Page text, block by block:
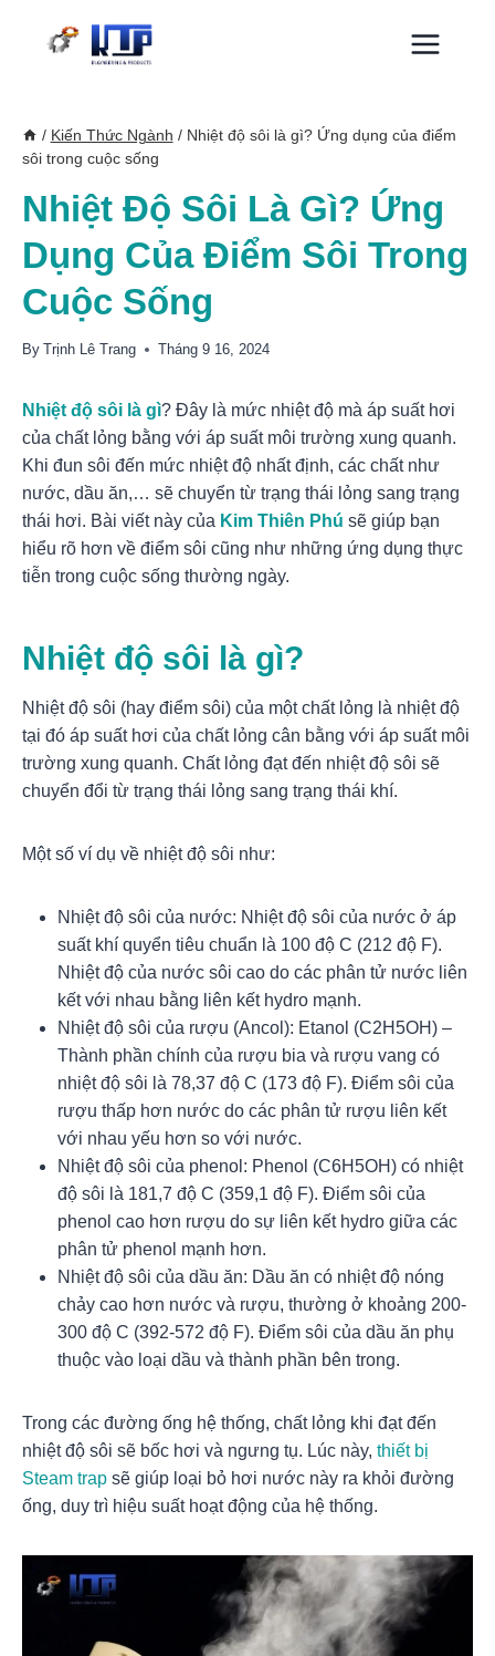
/ Kiến Thức Ngành / Nhiệt độ sôi là gì? Ứng dụng của điểm
sôi trong cuộc sống
Nhiệt Độ Sôi Là Gì? Ứng
Dụng Của Điểm Sôi Trong
Cuộc Sống
By Trịnh Lê Trang Tháng 9 16, 2024
Nhiệt độ sôi là gì? Đây là mức nhiệt độ mà áp suất hơi
của chất lỏng bằng với áp suất môi trường xung quanh.
Khi đun sôi đến mức nhiệt độ nhất định, các chất như
nước, dầu ăn,… sẽ chuyển từ trạng thái lỏng sang trạng
thái hơi. Bài viết này của Kim Thiên Phú sẽ giúp bạn
hiểu rõ hơn về điểm sôi cũng như những ứng dụng thực
tiễn trong cuộc sống thường ngày.
Nhiệt độ sôi là gì?
Nhiệt độ sôi (hay điểm sôi) của một chất lỏng là nhiệt độ
tại đó áp suất hơi của chất lỏng cân bằng với áp suất môi
trường xung quanh. Chất lỏng đạt đến nhiệt độ sôi sẽ
chuyển đổi từ trạng thái lỏng sang trạng thái khí.
Một số ví dụ về nhiệt độ sôi như:
Nhiệt độ sôi của nước: Nhiệt độ sôi của nước ở áp
suất khí quyển tiêu chuẩn là 100 độ C (212 độ F).
Nhiệt độ của nước sôi cao do các phân tử nước liên
kết với nhau bằng liên kết hydro mạnh.
Nhiệt độ sôi của rượu (Ancol): Etanol (C2H5OH) –
Thành phần chính của rượu bia và rượu vang có
nhiệt độ sôi là 78,37 độ C (173 độ F). Điểm sôi của
rượu thấp hơn nước do các phân tử rượu liên kết
với nhau yếu hơn so với nước.
Nhiệt độ sôi của phenol: Phenol (C6H5OH) có nhiệt
độ sôi là 181,7 độ C (359,1 độ F). Điểm sôi của
phenol cao hơn rượu do sự liên kết hydro giữa các
phân tử phenol mạnh hơn.
Nhiệt độ sôi của dầu ăn: Dầu ăn có nhiệt độ nóng
chảy cao hơn nước và rượu, thường ở khoảng 200-
300 độ C (392-572 độ F). Điểm sôi của dầu ăn phụ
thuộc vào loại dầu và thành phần bên trong.
Trong các đường ống hệ thống, chất lỏng khi đạt đến
nhiệt độ sôi sẽ bốc hơi và ngưng tụ. Lúc này, thiết bị
Steam trap sẽ giúp loại bỏ hơi nước này ra khỏi đường
ống, duy trì hiệu suất hoạt động của hệ thống.